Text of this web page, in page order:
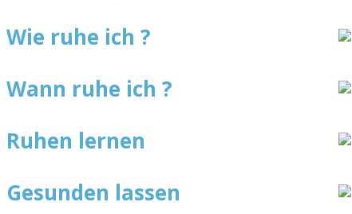
Wie ruhe ich ?
Wann ruhe ich ?
Ruhen lernen
Gesunden lassen